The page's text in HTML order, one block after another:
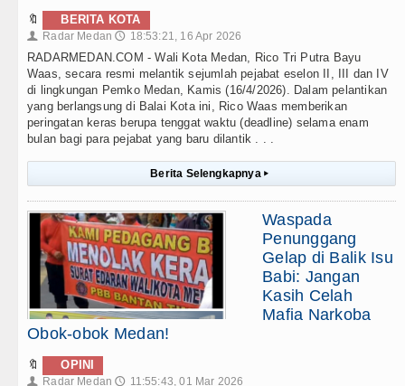
🔖 BERITA KOTA
👤 Radar Medan 🕔 18:53:21, 16 Apr 2026
RADARMEDAN.COM - Wali Kota Medan, Rico Tri Putra Bayu
Waas, secara resmi melantik sejumlah pejabat eselon II, III dan IV
di lingkungan Pemko Medan, Kamis (16/4/2026). Dalam pelantikan
yang berlangsung di Balai Kota ini, Rico Waas memberikan
peringatan keras berupa tenggat waktu (deadline) selama enam
bulan bagi para pejabat yang baru dilantik . . .
Berita Selengkapnya ▸
Waspada
Penunggang
Gelap di Balik Isu
Babi: Jangan
Kasih Celah
Mafia Narkoba
Obok-obok Medan!
🔖 OPINI
👤 Radar Medan 🕔 11:55:43, 01 Mar 2026